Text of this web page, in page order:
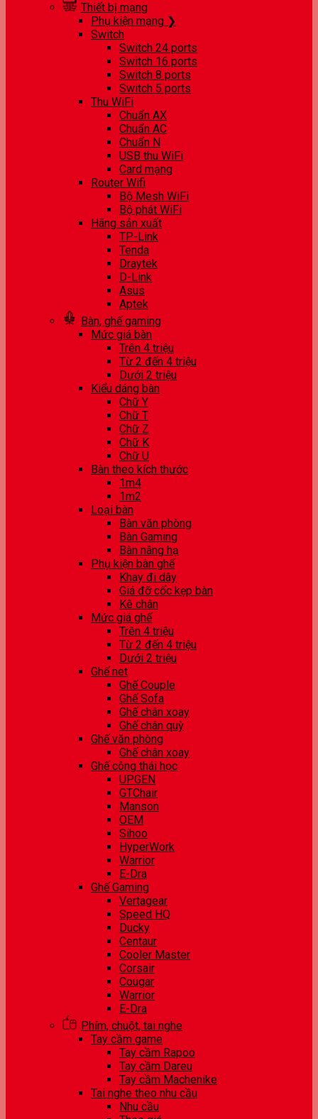
Thiết bị mạng
Phụ kiện mạng ❯
Switch
Switch 24 ports
Switch 16 ports
Switch 8 ports
Switch 5 ports
Thu WiFi
Chuẩn AX
Chuẩn AC
Chuẩn N
USB thu WiFi
Card mạng
Router Wifi
Bộ Mesh WiFi
Bộ phát WiFi
Hãng sản xuất
TP-Link
Tenda
Draytek
D-Link
Asus
Aptek
Bàn, ghế gaming
Mức giá bàn
Trên 4 triệu
Từ 2 đến 4 triệu
Dưới 2 triệu
Kiểu dáng bàn
Chữ Y
Chữ T
Chữ Z
Chữ K
Chữ U
Bàn theo kích thước
1m4
1m2
Loại bàn
Bàn văn phòng
Bàn Gaming
Bàn nâng hạ
Phụ kiện bàn ghế
Khay đi dây
Giá đỡ cốc kẹp bàn
Kê chân
Mức giá ghế
Trên 4 triệu
Từ 2 đến 4 triệu
Dưới 2 triệu
Ghế net
Ghế Couple
Ghế Sofa
Ghế chân xoay
Ghế chân quỳ
Ghế văn phòng
Ghế chân xoay
Ghế công thái học
UPGEN
GTChair
Manson
OEM
Sihoo
HyperWork
Warrior
E-Dra
Ghế Gaming
Vertagear
Speed HQ
Ducky
Centaur
Cooler Master
Corsair
Cougar
Warrior
E-Dra
Phím, chuột, tai nghe
Tay cầm game
Tay cầm Rapoo
Tay cầm Dareu
Tay cầm Machenike
Tai nghe theo nhu cầu
Nhu cầu